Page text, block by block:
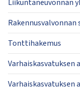
kosketus-
ja
pyyhkäisyliikkeitä.
Liikuntaneuvonnan
Tonttihakemus
Varhaiskasvatuksen
Varhaiskasvatuksen